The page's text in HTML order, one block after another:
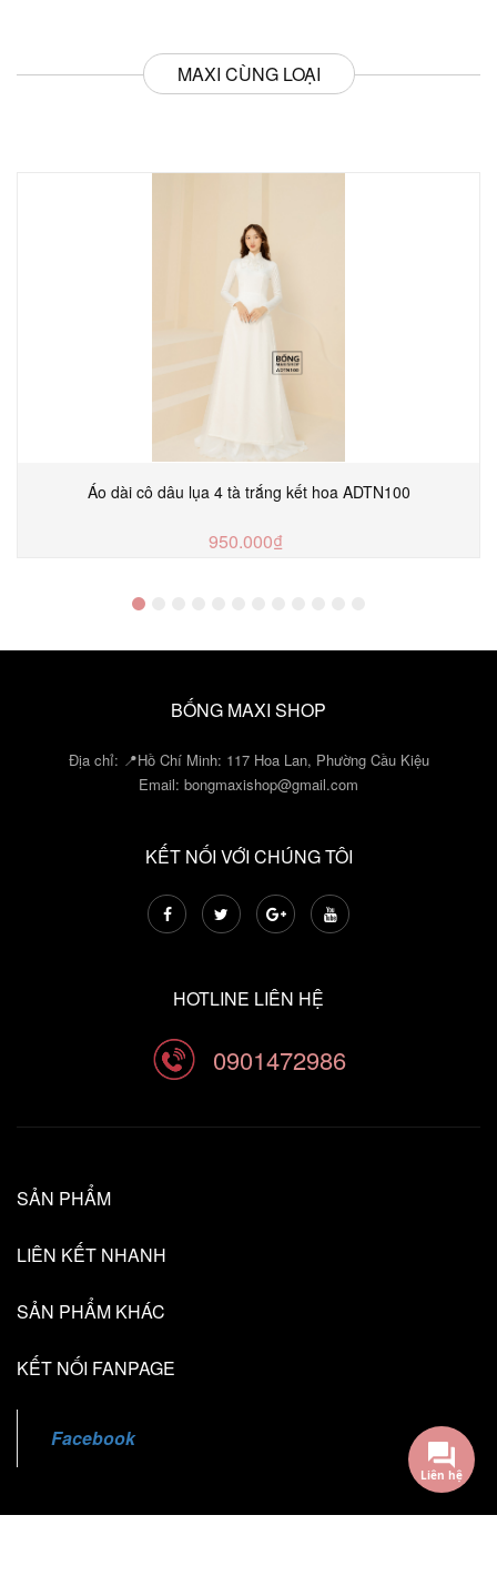
MAXI CÙNG LOẠI
Áo dài cô dâu lụa 4 tà trắng kết hoa ADTN100
950.000₫
BỐNG MAXI SHOP
Địa chỉ: 📍Hồ Chí Minh: 117 Hoa Lan, Phường Cầu Kiệu
Email: bongmaxishop@gmail.com
KẾT NỐI VỚI CHÚNG TÔI
HOTLINE LIÊN HỆ
0901472986
SẢN PHẨM
LIÊN KẾT NHANH
SẢN PHẨM KHÁC
KẾT NỐI FANPAGE
Facebook
Liên hệ